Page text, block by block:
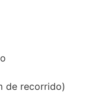
de recorrido)